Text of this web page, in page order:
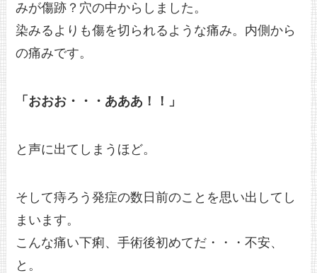
みが傷跡？穴の中からしました。
染みるよりも傷を切られるような痛み。内側から
の痛みです。
「おおお・・・あああ！！」
と声に出てしまうほど。
そして痔ろう発症の数日前のことを思い出してし
まいます。
こんな痛い下痢、手術後初めてだ・・・不安、
と。